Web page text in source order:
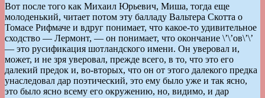
Вот после того как Михаил Юрьевич, Миша, тогда еще
молоденький, читает потом эту балладу Вальтера Скотта о
Томасе Рифмаче и вдруг понимает, что какое-то удивительное
сходство — Лермонт, — он понимает, что окончание \’\’ов\’\’
— это русификация шотландского имени. Он уверовал и,
может, и не зря уверовал, прежде всего, в то, что это его
далекий предок и, во-вторых, что он от этого далекого предка
унаследовал дар поэтический, это ему было уже и так ясно,
это было ясно всему его окружению, но, видимо, и дар